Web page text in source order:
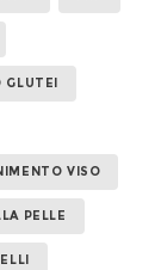
VISO
PELLE